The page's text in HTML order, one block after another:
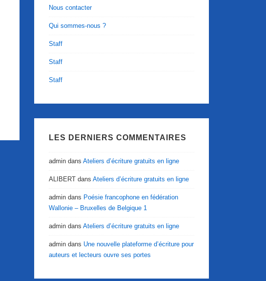
Nous contacter
Qui sommes-nous ?
Staff
Staff
Staff
LES DERNIERS COMMENTAIRES
admin dansAteliers d’écriture gratuits en ligne
ALIBERT dansAteliers d’écriture gratuits en ligne
admin dans Poésie francophone en fédération
Wallonie – Bruxelles de Belgique 1
admin dansAteliers d’écriture gratuits en ligne
admin dans Une nouvelle plateforme d’écriture pour
auteurs et lecteurs ouvre ses portes